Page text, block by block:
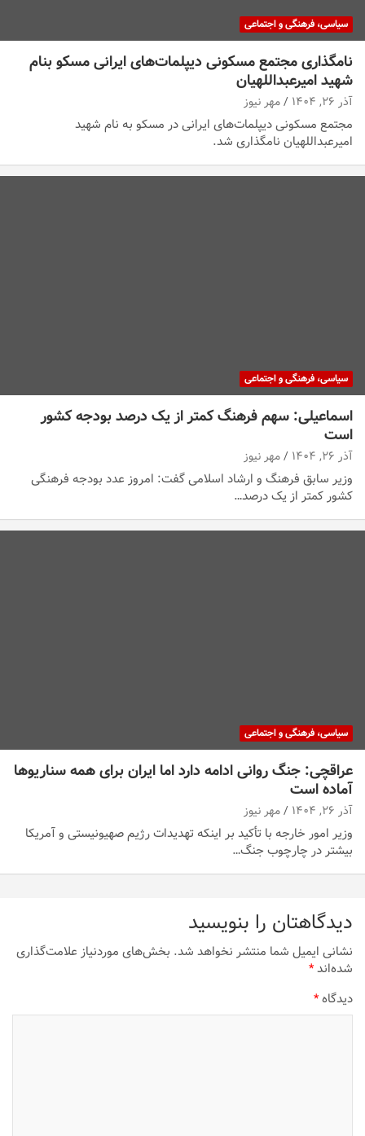
سیاسی، فرهنگی و اجتماعی
نامگذاری مجتمع مسکونی دیپلمات‌های ایرانی مسکو بنام
شهید امیرعبداللهیان
آذر ۲۶, ۱۴۰۴ مهر نیوز
مجتمع مسکونی دیپلمات‌های ایرانی در مسکو به نام شهید
امیرعبداللهیان نامگذاری شد.
سیاسی، فرهنگی و اجتماعی
اسماعیلی: سهم فرهنگ کمتر از یک درصد بودجه کشور
است
آذر ۲۶, ۱۴۰۴ مهر نیوز
وزیر سابق فرهنگ و ارشاد اسلامی گفت: امروز عدد بودجه فرهنگی
کشور کمتر از یک درصد…
سیاسی، فرهنگی و اجتماعی
عراقچی: جنگ روانی ادامه دارد اما ایران برای همه سناریوها
آماده است
آذر ۲۶, ۱۴۰۴ مهر نیوز
وزیر امور خارجه با تأکید بر اینکه تهدیدات رژیم صهیونیستی و آمریکا
بیشتر در چارچوب جنگ…
دیدگاهتان را بنویسید
نشانی ایمیل شما منتشر نخواهد شد.بخش‌های موردنیاز علامت‌گذاری
شده‌اند*
دیدگاه*